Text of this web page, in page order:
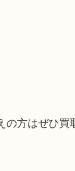
方はぜひ買